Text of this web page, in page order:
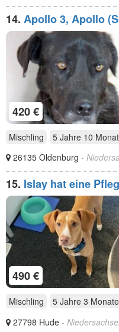
14. Apollo 3, Apollo
und Zeus
420 €
Mischling 5 Jahre 10
26135 Oldenburg -
15. Islay hat eine
gefunden und
490 €
Mischling
5 Jahre 3 Monate
27798 Hude -